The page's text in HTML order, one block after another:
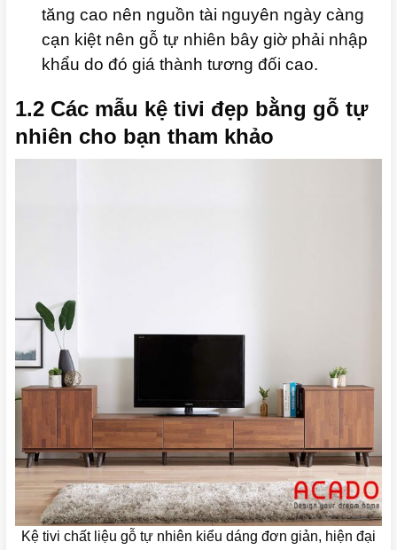
tăng cao nên nguồn tài nguyên ngày càng
cạn kiệt nên gỗ tự nhiên bây giờ phải nhập
khẩu do đó giá thành tương đối cao.
1.2 Các mẫu kệ tivi đẹp bằng gỗ tự
nhiên cho bạn tham khảo
Kệ tivi chất liệu gỗ tự nhiên kiểu dáng đơn giản, hiện đại